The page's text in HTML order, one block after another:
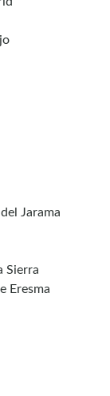
Jarama
Sierra
Eresma